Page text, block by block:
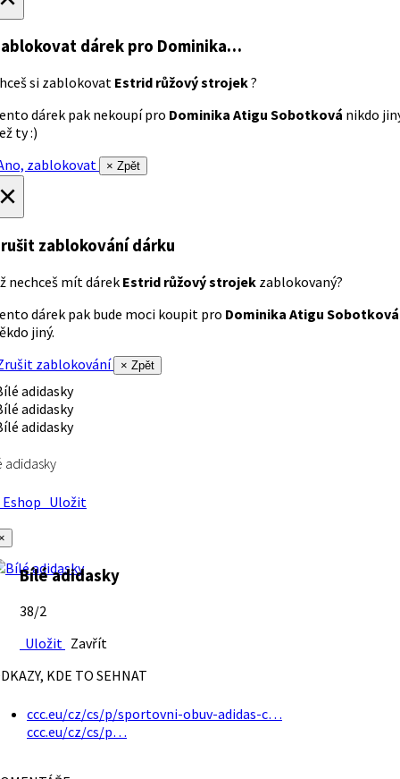
dárek pro Dominika…
si zablokovat Estrid růžový strojek?
dárek pak nekoupí pro Dominika Atigu Sobotková nikdo
ty :)
zablokovat
× Zpět
zablokování dárku
nechceš mít dárek Estrid růžový strojek zablokovaný?
dárek pak bude moci koupit pro Dominika Atigu Sobotková
jiný.
zablokování
× Zpět
adidasky
Uložit
Bílé adidasky
38/2
Uložit Zavřít
KDE TO SEHNAT
ccc.eu/cz/cs/p/sportovni-obuv-adidas-c…
ccc.eu/cz/cs/p…